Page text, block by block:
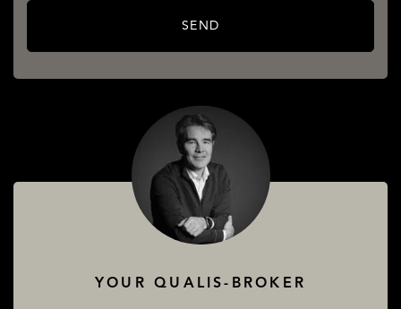
SEND
YOUR QUALIS-BROKER